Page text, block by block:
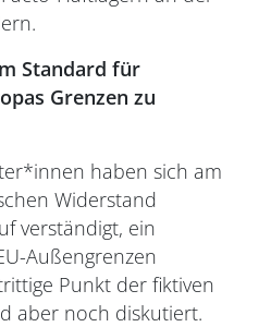
Standard für
Grenzen zu
haben sich am
Widerstand
verständigt, ein
Außengrenzen
Punkt der fiktiven
aber noch diskutiert.